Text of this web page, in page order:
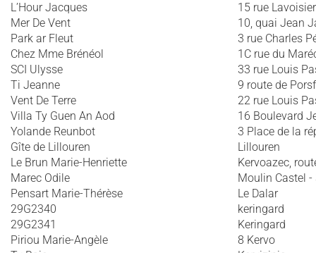
L’Hour Jacques
15 rue Lavoisier
Mer De Vent
10, quai Jean
Park ar Fleut
3 rue Charles
Chez Mme Brénéol
1C rue du
SCI Ulysse
33 rue Louis
Ti Jeanne
9 route de
Vent De Terre
22 rue Louis
Villa Ty Guen An Aod
16 Boulevard
Yolande Reunbot
3 Place de la
Gîte de Lillouren
Lillouren
Le Brun Marie-Henriette
Kervoazec,
Marec Odile
Moulin Castel
Pensart Marie-Thérèse
Le Dalar
29G2340
keringard
29G2341
Keringard
Piriou Marie-Angèle
8 Kervo